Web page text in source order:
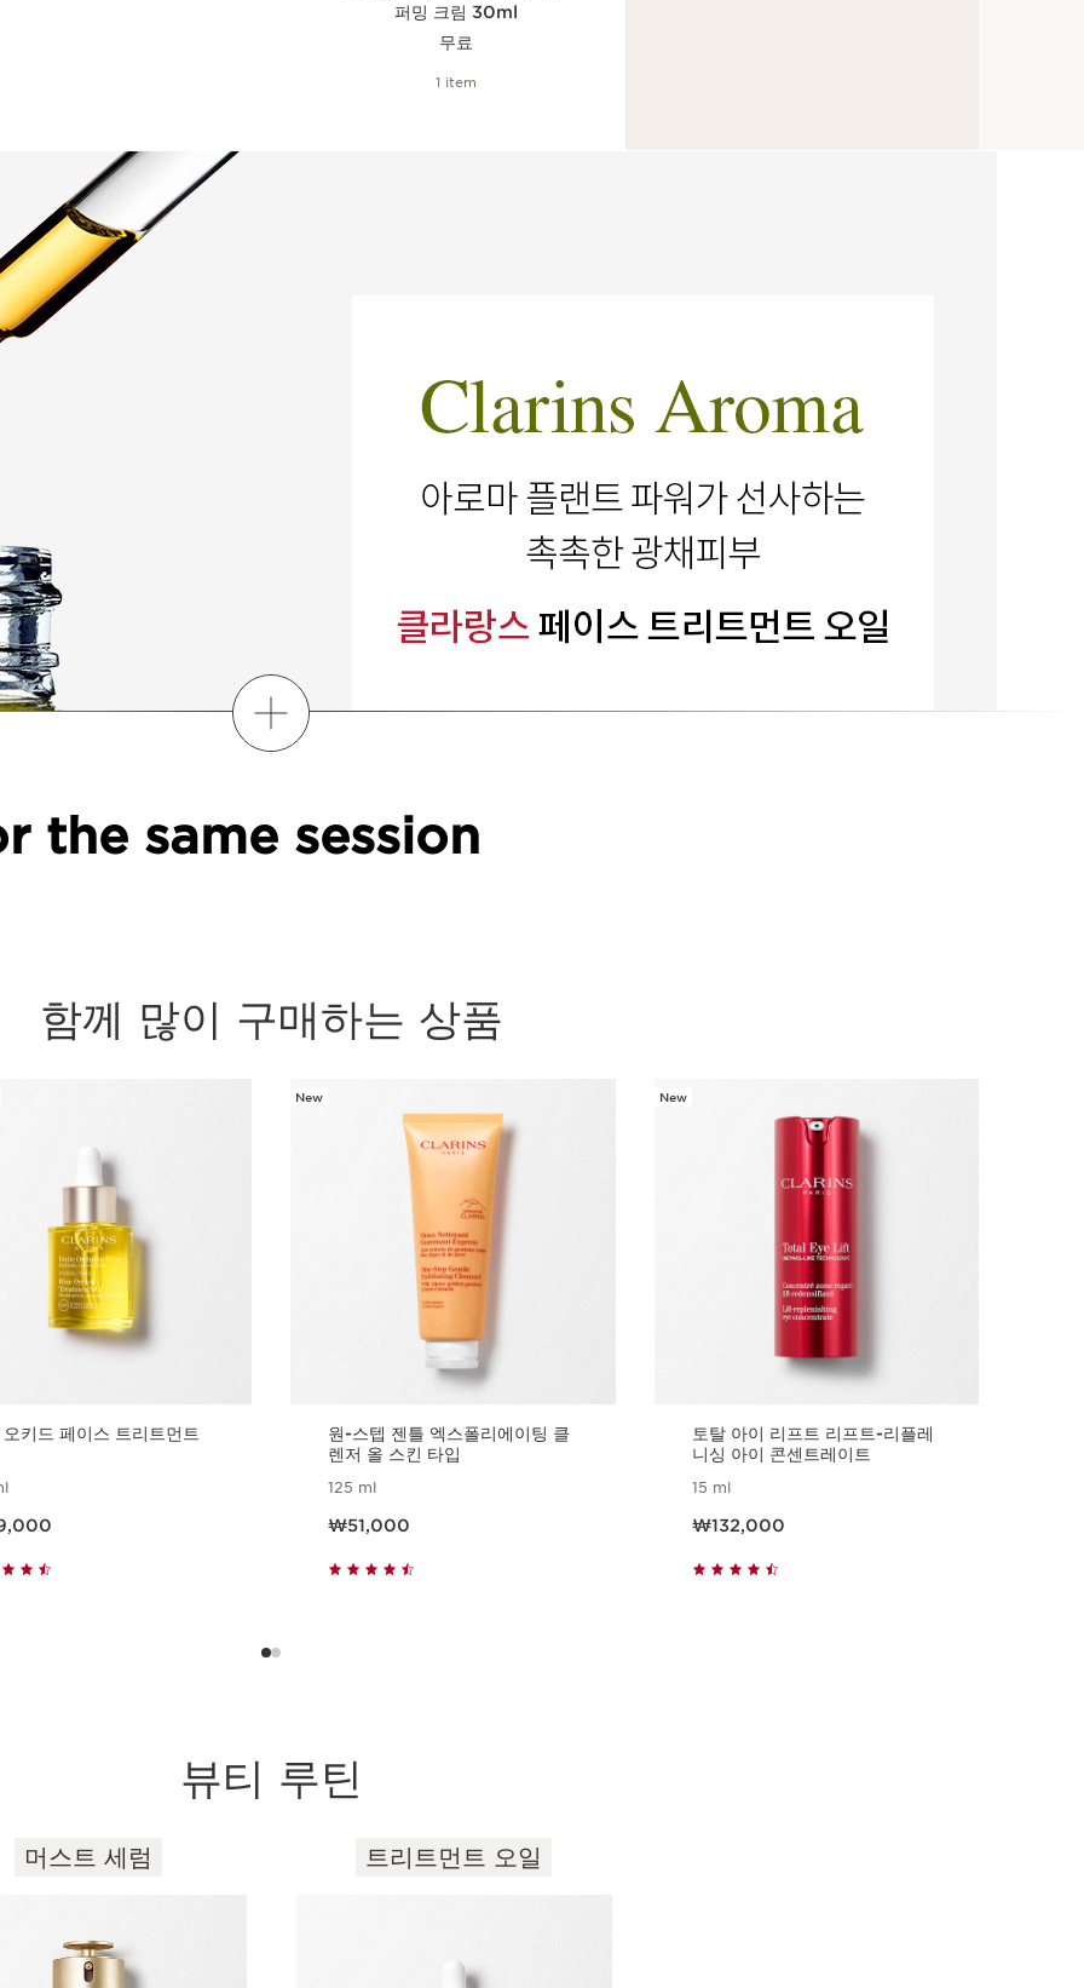
퍼밍 크림 30ml
무료
1 item
더보기
the same session
함께 많이 구매하는 상품
키드 페이스 트리트먼트
New
원-스텝 젠틀 엑스폴리에이팅 클
렌저 올 스킨 타입
125 ml
₩51,000
New
토탈 아이 리프트 리프트-리플레
니싱 아이 콘센트레이트
15 ml
₩132,000
뷰티 루틴
머스트 세럼 트리트먼트 오일